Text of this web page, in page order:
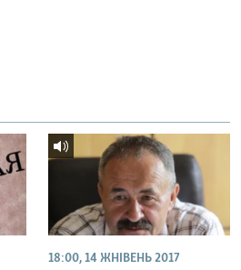
18:00, 14 ЖНІВЕНЬ 2017